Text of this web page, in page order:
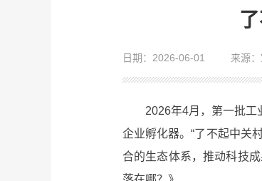
日期：2026-06-01 来源
2026年4月，第一批工业
企业孵化器。“了不起中关
合的生态体系，推动科技